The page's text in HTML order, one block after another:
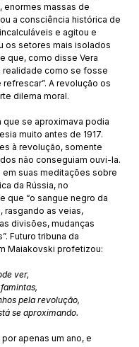
enormes massas de
a consciência histórica de
e agitou e
os setores mais isolados
que, como disse Vera
realidade como se fosse
refrescar”. A revolução os
dilema moral.
que se aproximava podia
muito antes de 1917.
à revolução, somente
não conseguiam ouvi-la.
suas meditações sobre
da Rússia, no
que “o sangue negro da
rasgando as veias,
divisões, mudanças
Futuro tribuna da
Maiakovski profetizou:
ver,
pela revolução,
se aproximando.
apenas um ano, e